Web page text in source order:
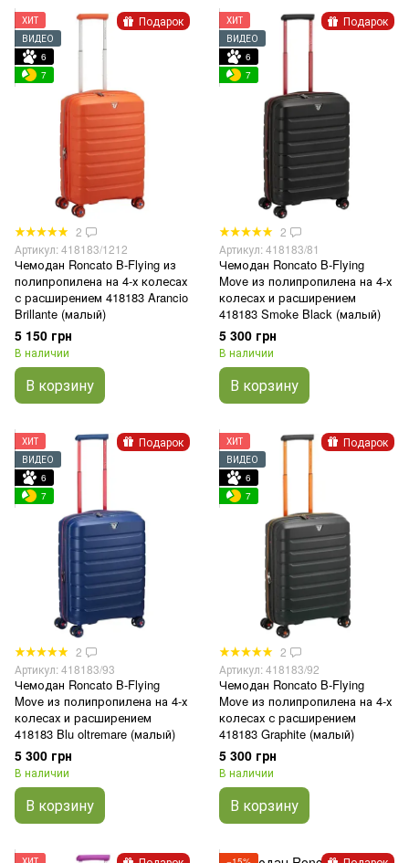
Подарок
ХИТ
ВИДЕО
6
7
2
Артикул: 418183/1212
Чемодан Roncato B-Flying из
полипропилена на 4-х колесах
с расширением 418183 Arancio
Brillante (малый)
5 150 грн
В наличии
В корзину
Подарок
ХИТ
ВИДЕО
6
7
2
Артикул: 418183/81
Чемодан Roncato B-Flying
Move из полипропилена на 4-х
колесах и расширением
418183 Smoke Black (малый)
5 300 грн
В наличии
В корзину
Подарок
ХИТ
ВИДЕО
6
7
2
Артикул: 418183/93
Чемодан Roncato B-Flying
Move из полипропилена на 4-х
колесах и расширением
418183 Blu oltremare (малый)
5 300 грн
В наличии
В корзину
Подарок
ХИТ
ВИДЕО
6
7
2
Артикул: 418183/92
Чемодан Roncato B-Flying
Move из полипропилена на 4-х
колесах с расширением
418183 Graphite (малый)
5 300 грн
В наличии
В корзину